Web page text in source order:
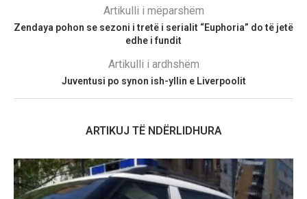
Artikulli i mëparshëm
Zendaya pohon se sezoni i tretë i serialit “Euphoria” do të jetë
edhe i fundit
Artikulli i ardhshëm
Juventusi po synon ish-yllin e Liverpoolit
ARTIKUJ TË NDËRLIDHURA